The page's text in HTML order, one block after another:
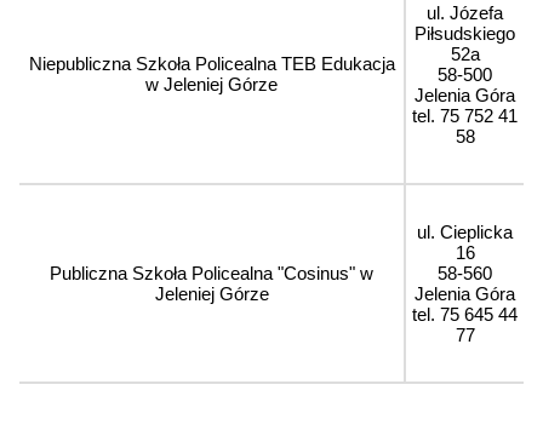
Niepubliczna Szkoła Policealna TEB Edukacja
w Jeleniej Górze
ul. Józefa
Piłsudskiego
52a
58-500
Jelenia Góra
tel. 75 752 41
58
Publiczna Szkoła Policealna "Cosinus" w
Jeleniej Górze
ul. Cieplicka
16
58-560
Jelenia Góra
tel. 75 645 44
77